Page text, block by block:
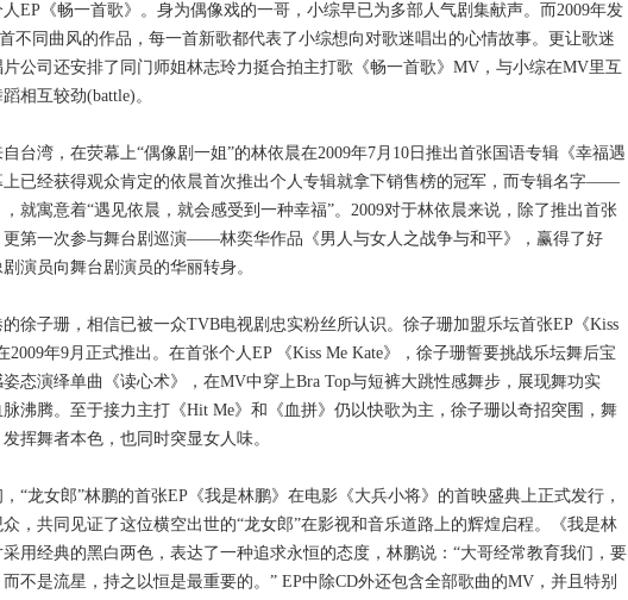
EP《畅一首歌》。身为偶像戏的一哥，小综早已为多部人气剧集献声。而2009年发
不同曲风的作品，每一首新歌都代表了小综想向对歌迷唱出的心情故事。更让歌迷
公司还安排了同门师姐林志玲力挺合拍主打歌《畅一首歌》MV，与小综在MV里互
相互较劲(battle)。
湾，在荧幕上“偶像剧一姐”的林依晨在2009年7月10日推出首张国语专辑《幸福遇
上已经获得观众肯定的依晨首次推出个人专辑就拿下销售榜的冠军，而专辑名字——
，就寓意着“遇见依晨，就会感受到一种幸福”。2009对于林依晨来说，除了推出首张
更第一次参与舞台剧巡演——林奕华作品《男人与女人之战争与和平》，赢得了好
演员向舞台剧演员的华丽转身。
子珊，相信已被一众TVB电视剧忠实粉丝所认识。徐子珊加盟乐坛首张EP《Kiss
2009年9月正式推出。在首张个人EP 《Kiss Me Kate》，徐子珊誓要挑战乐坛舞后宝
态演绎单曲《读心术》，在MV中穿上Bra Top与短裤大跳性感舞步，展现舞功实
沸腾。至于接力主打《Hit Me》和《血拼》仍以快歌为主，徐子珊以奇招突围，舞
挥舞者本色，也同时突显女人味。
龙女郎”林鹏的首张EP《我是林鹏》在电影《大兵小将》的首映盛典上正式发行，
，共同见证了这位横空出世的“龙女郎”在影视和音乐道路上的辉煌启程。《我是林
用经典的黑白两色，表达了一种追求永恒的态度，林鹏说：“大哥经常教育我们，要
不是流星，持之以恒是最重要的。” EP中除CD外还包含全部歌曲的MV，并且特别